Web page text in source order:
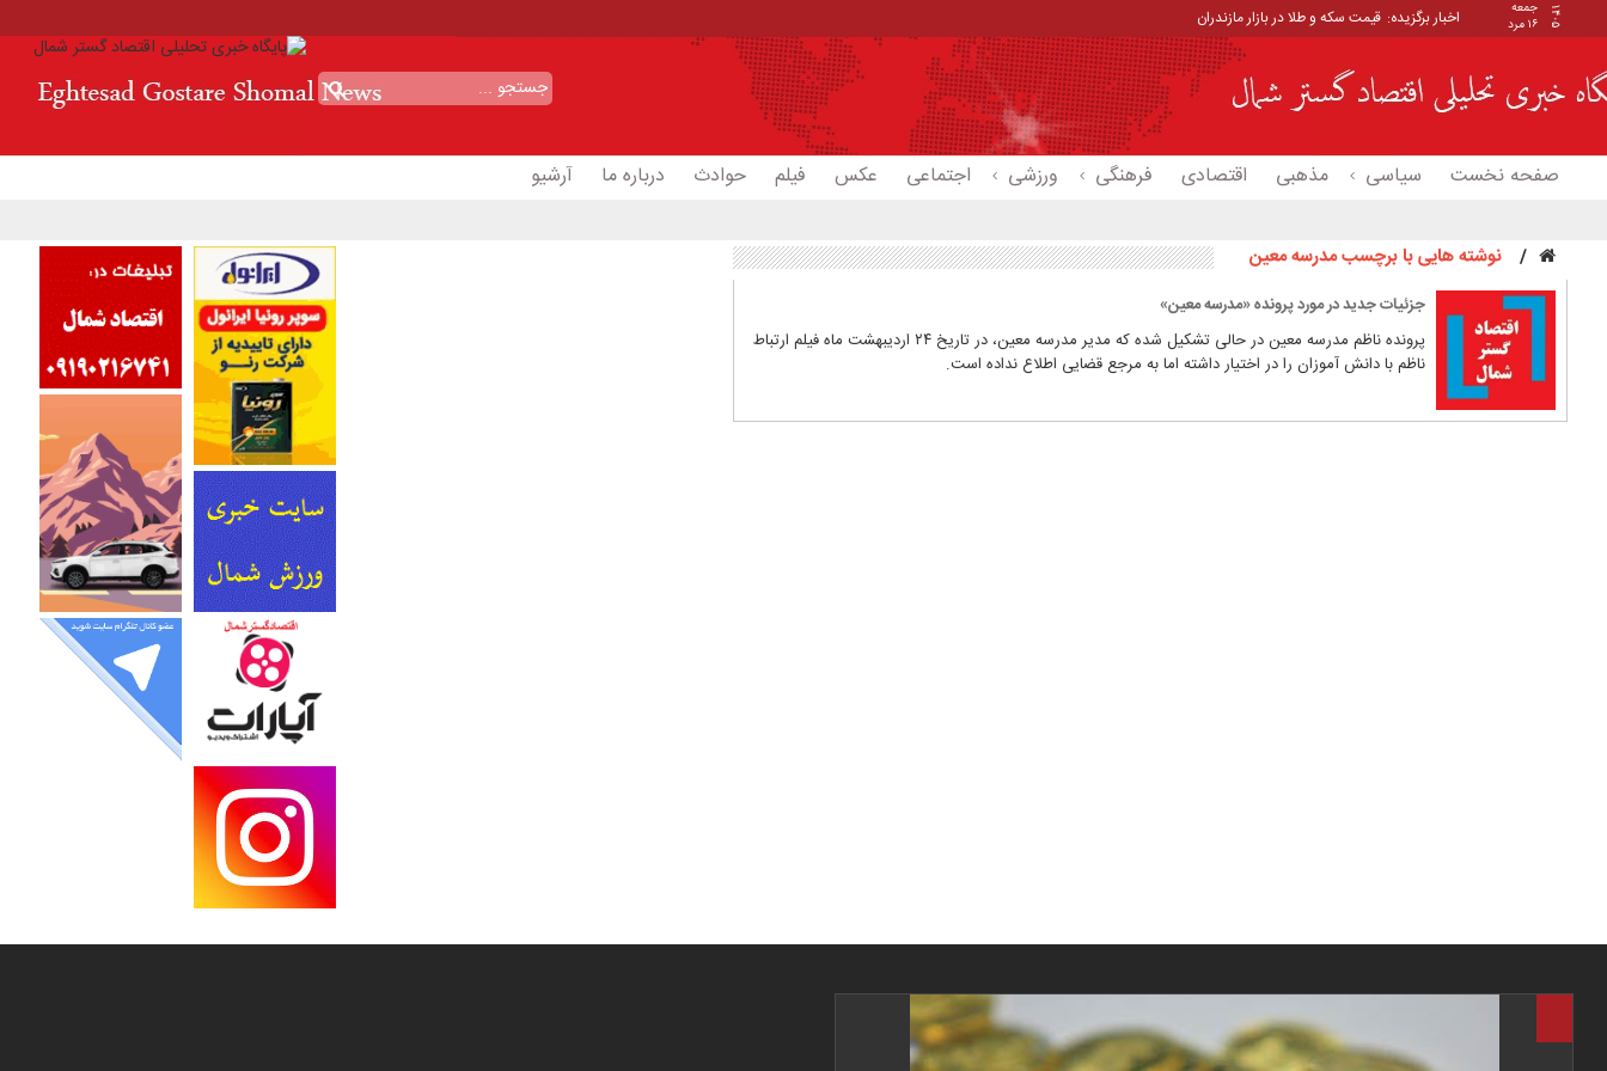
۱۴۰۵
جمعه
۱۶ مرد
اخبار برگزیده: قیمت سکه و طلا در بازار مازندران
صفحه نخست سیاسی مذهبی اقتصادی فرهنگی ورزشی اجتماعی عکس فیلم حوادث درباره ما آرشیو
نوشته هایی با برچسب مدرسه معین
جزئیات جدید در مورد پرونده «مدرسه معین»
پرونده ناظم مدرسه معین در حالی تشکیل شده که مدیر مدرسه معین، در تاریخ ۲۴ اردیبهشت ماه فیلم ارتباط
ناظم با دانش آموزان را در اختیار داشته اما به مرجع قضایی اطلاع نداده است.